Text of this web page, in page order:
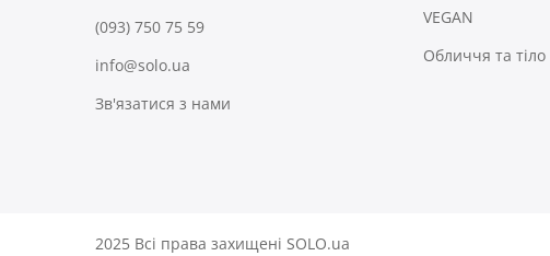
(093) 750 75 59
info@solo.ua
Зв'язатися з нами
VEGAN
Обличчя та тіло
2025 Всі права захищені SOLO.ua